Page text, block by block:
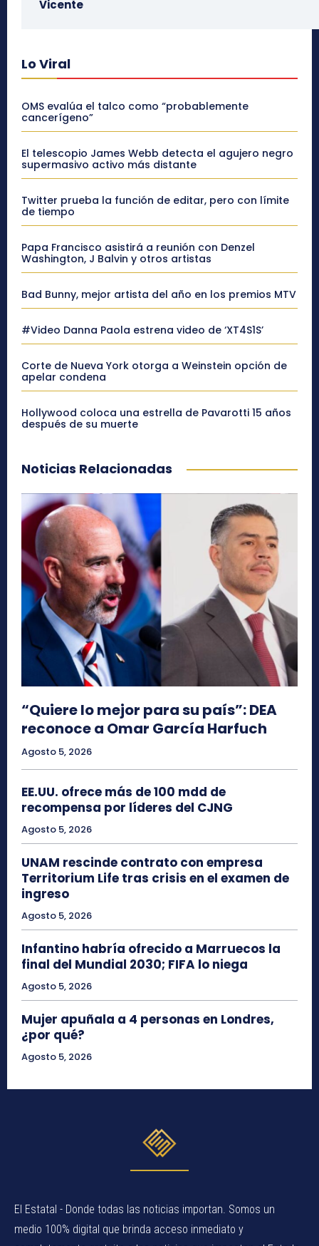
Vicente
Lo Viral
OMS evalúa el talco como “probablemente
cancerígeno”
El telescopio James Webb detecta el agujero negro
supermasivo activo más distante
Twitter prueba la función de editar, pero con límite
de tiempo
Papa Francisco asistirá a reunión con Denzel
Washington, J Balvin y otros artistas
Bad Bunny, mejor artista del año en los premios MTV
#Video Danna Paola estrena video de ‘XT4S1S’
Corte de Nueva York otorga a Weinstein opción de
apelar condena
Hollywood coloca una estrella de Pavarotti 15 años
después de su muerte
Noticias Relacionadas
“Quiere lo mejor para su país”: DEA
reconoce a Omar García Harfuch
Agosto 5, 2026
EE.UU. ofrece más de 100 mdd de
recompensa por líderes del CJNG
Agosto 5, 2026
UNAM rescinde contrato con empresa
Territorium Life tras crisis en el examen de
ingreso
Agosto 5, 2026
Infantino habría ofrecido a Marruecos la
final del Mundial 2030; FIFA lo niega
Agosto 5, 2026
Mujer apuñala a 4 personas en Londres,
¿por qué?
Agosto 5, 2026
El Estatal - Donde todas las noticias importan. Somos un
medio 100% digital que brinda acceso inmediato y